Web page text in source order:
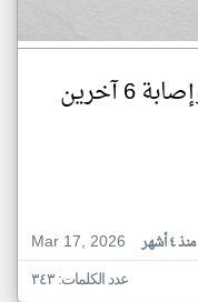
مقتل جندي فرنسي وإصابة 6 آخرين
Mar 17, 2026
منذ ٤ أشهر
عدد الكلمات: ٣٤٣